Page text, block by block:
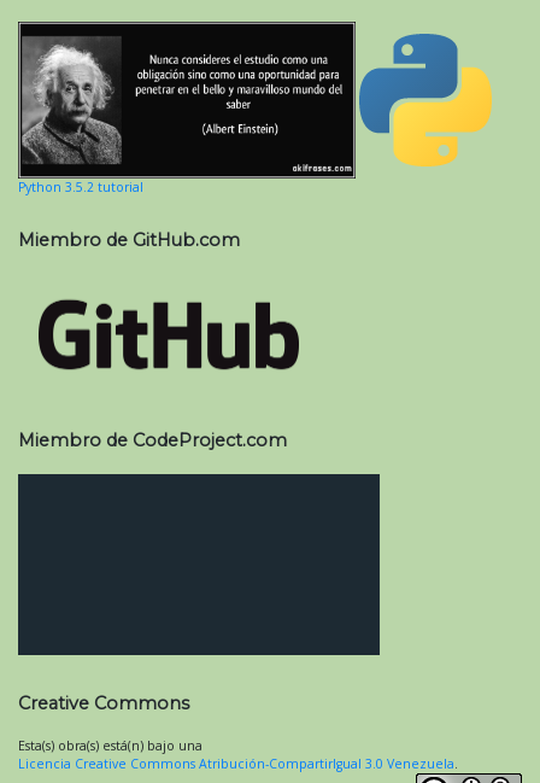
Python 3.5.2 tutorial
Miembro de GitHub.com
Miembro de CodeProject.com
Creative Commons
Esta(s) obra(s) está(n) bajo una
Licencia Creative Commons Atribución-CompartirIgual 3.0 Venezuela